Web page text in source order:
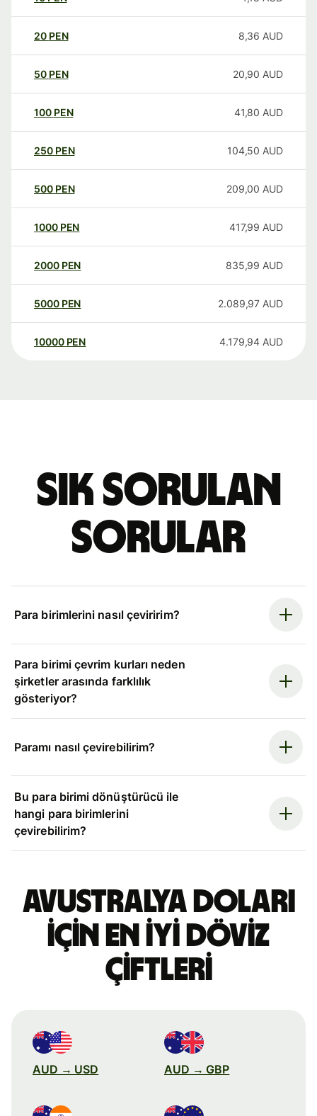
20 PEN 8,36 AUD
50 PEN 20,90 AUD
100 PEN 41,80 AUD
250 PEN 104,50 AUD
500 PEN 209,00 AUD
1000 PEN 417,99 AUD
2000 PEN 835,99 AUD
5000 PEN 2.089,97 AUD
10000 PEN 4.179,94 AUD
Sık sorulan
sorular
Para birimlerini nasıl çeviririm?
Para birimi çevrim kurları neden
şirketler arasında farklılık
gösteriyor?
Paramı nasıl çevirebilirim?
Bu para birimi dönüştürücü ile
hangi para birimlerini
çevirebilirim?
Avustralya doları
için en iyi döviz
çiftleri
AUD → USD AUD → GBP